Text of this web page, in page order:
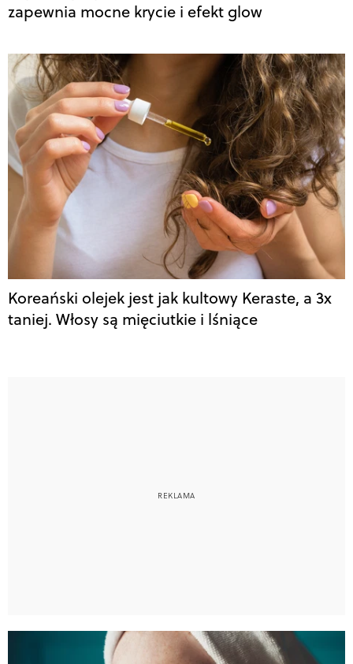
zapewnia mocne krycie i efekt glow
Koreański olejek jest jak kultowy Keraste, a 3x
taniej. Włosy są mięciutkie i lśniące